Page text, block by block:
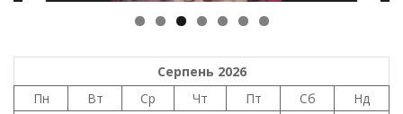
Серпень 2026
Пн
Вт Ср Чт Пт Сб
Нд